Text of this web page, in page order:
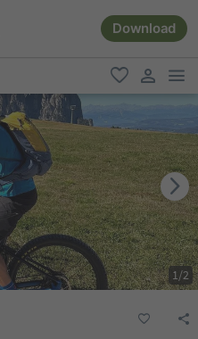
Download
favoriti
user link
1/2